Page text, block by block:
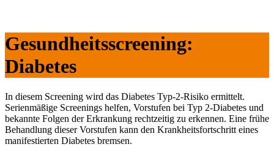
Gesundheitsscreening:
Diabetes
In diesem Screening wird das Diabetes Typ-2-Risiko ermittelt.
Serienmäßige Screenings helfen, Vorstufen bei Typ 2-Diabetes und
bekannte Folgen der Erkrankung rechtzeitig zu erkennen. Eine frühe
Behandlung dieser Vorstufen kann den Krankheitsfortschritt eines
manifestierten Diabetes bremsen.